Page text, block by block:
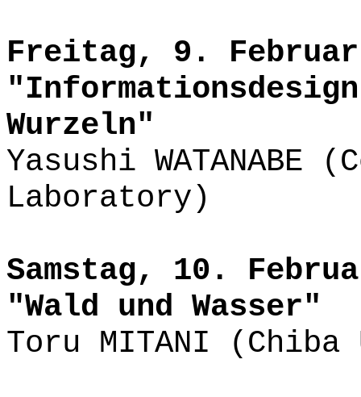
Freitag, 9. Februar
"Informationsdesign
Wurzeln"
Yasushi
Laboratory)
Samstag, 10.
"Wald und Wasser"
Toru MITANI